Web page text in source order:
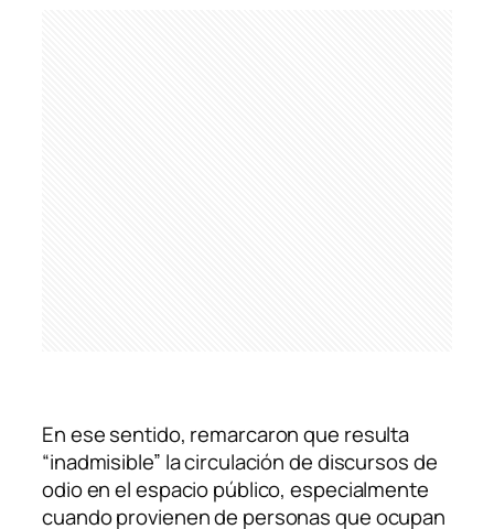
En ese sentido, remarcaron que resulta
“inadmisible” la circulación de discursos de
odio en el espacio público, especialmente
cuando provienen de personas que ocupan